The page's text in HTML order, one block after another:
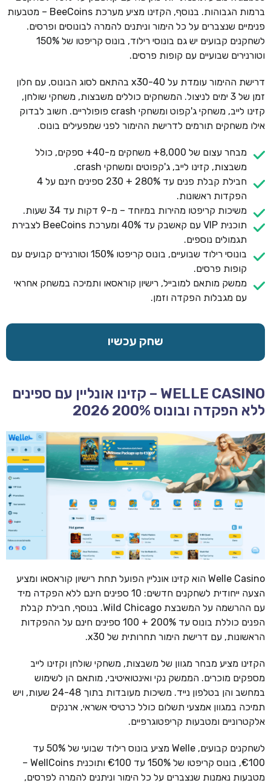
ברמות הגבוהות. בנוסף, הקזינו מציע מערכת BeeCoins – מטבעות
פנימיים שנצברים על כל הימור וניתנים להמרה לבונוסים ופרסים.
לשחקנים קבועים יש גם בונוסי רילוד, בונוס קריפטו של 150%
וטורנירים שבועיים עם קופות פרסים.
דרישת ההימור עומדת על x30-40 בהתאם לסוג הבונוס, עם חלון
זמן של 3 ימים לניצול. המשחקים כוללים משבצות, משחקי שולחן,
קזינו לייב, משחקי ג'קפוט ומשחקי crash פופולריים. חשוב לבדוק
אילו משחקים תורמים לדרישת ההימור לפני שמפעילים בונוס.
מבחר עצום של 8,000+ משחקים מ-40+ ספקים, כולל
משבצות, קזינו לייב, ג'קפוטים ומשחקי crash.
חבילת קבלת פנים עד 280% + 230 ספינים חינם על 4
הפקדות ראשונות.
משיכות קריפטו מהירות במיוחד – מ-9 דקות עד 34 שעות.
תוכנית VIP עם קאשבק עד 40% ומערכת BeeCoins לצבירת
תגמולים נוספים.
בונוסי רילוד שבועיים, בונוס קריפטו 150% וטורנירים קבועים עם
קופות פרסים.
ממשק מותאם למובייל, רישיון קוראסאו ותמיכה במשחק אחראי
עם מגבלות הפקדה וזמן.
שחק עכשיו
WELLE CASINO – קזינו אונליין עם ספינים
ללא הפקדה ובונוס 200% 2026
Welle Casino הוא קזינו אונליין הפועל תחת רישיון קוראסאו ומציע
הצעה ייחודית לשחקנים חדשים: 10 ספינים חינם ללא הפקדה מיד
עם ההרשמה על המשבצת Wild Chicago. בנוסף, חבילת קבלת
הפנים כוללת בונוס עד 200% + 100 ספינים חינם על ההפקדות
הראשונות, עם דרישת הימור תחרותית של x30.
הקזינו מציע מבחר מגוון של משבצות, משחקי שולחן וקזינו לייב
מספקים מוכרים. הממשק נקי ואינטואיטיבי, מותאם הן לשימוש
במחשב והן בטלפון נייד. משיכות מעובדות בתוך 24-48 שעות, ויש
תמיכה במגוון אמצעי תשלום כולל כרטיסי אשראי, ארנקים
אלקטרוניים ומטבעות קריפטוגרפיים.
לשחקנים קבועים, Welle מציע בונוס רילוד שבועי של 50% עד
€100, בונוס קריפטו של 150% עד €100 ותוכנית WellCoins –
מטבעות נאמנות שנצברים על כל הימור וניתנים להמרה לפרסים,